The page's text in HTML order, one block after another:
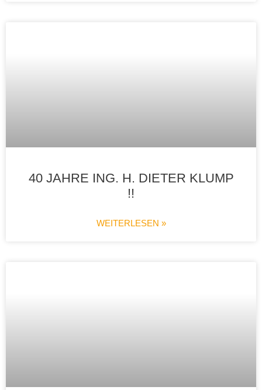
40 JAHRE ING. H. DIETER KLUMP
!!
WEITERLESEN »